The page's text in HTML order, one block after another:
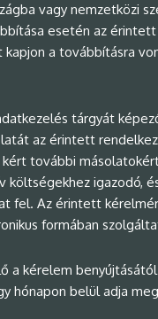
vagy nemzetközi
esetén az érintett
kapjon a továbbításra
tárgyát
az érintett
további
költségekhez igazodó,
fel. Az érintett
formában
a kérelem
hónapon belül adja